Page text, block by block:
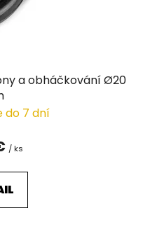
a obháčkování Ø20
do 7 dní
/ ks